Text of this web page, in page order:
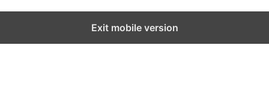
Exit mobile version